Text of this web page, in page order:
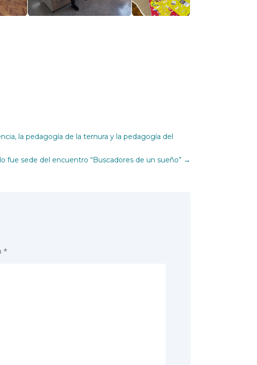
la pedagogía de la ternura y la pedagogía del
fue sede del encuentro “Buscadores de un sueño” →
*